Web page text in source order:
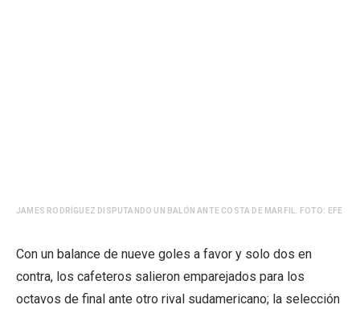
JAMES RODRÍGUEZ DISPUTANDO UN BALÓN ANTE COSTA DE MARFIL. FOTO: EFE
Con un balance de nueve goles a favor y solo dos en
contra, los cafeteros salieron emparejados para los
octavos de final ante otro rival sudamericano; la selección